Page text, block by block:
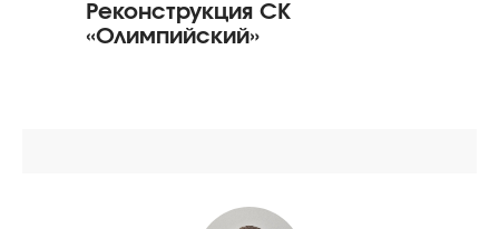
Реконструкция СК
«Олимпийский»